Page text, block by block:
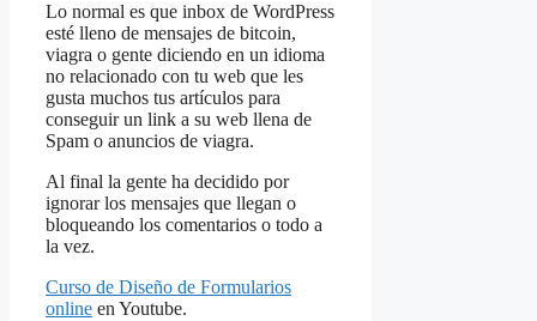
Lo normal es que inbox de WordPress
esté lleno de mensajes de bitcoin,
viagra o gente diciendo en un idioma
no relacionado con tu web que les
gusta muchos tus artículos para
conseguir un link a su web llena de
Spam o anuncios de viagra.
Al final la gente ha decidido por
ignorar los mensajes que llegan o
bloqueando los comentarios o todo a
la vez.
Curso de Diseño de Formularios
online en Youtube.